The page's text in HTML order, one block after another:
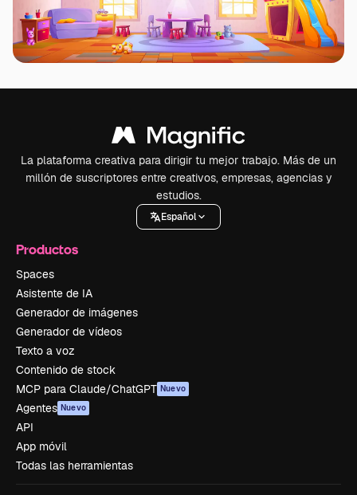
La plataforma creativa para dirigir tu mejor trabajo. Más de un
millón de suscriptores entre creativos, empresas, agencias y
estudios.
Español
Productos
Spaces
Asistente de IA
Generador de imágenes
Generador de vídeos
Texto a voz
Contenido de stock
MCP para Claude/ChatGPT Nuevo
Agentes Nuevo
API
App móvil
Todas las herramientas